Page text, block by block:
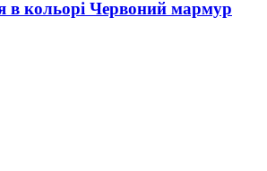
в кольорі Червоний мармур